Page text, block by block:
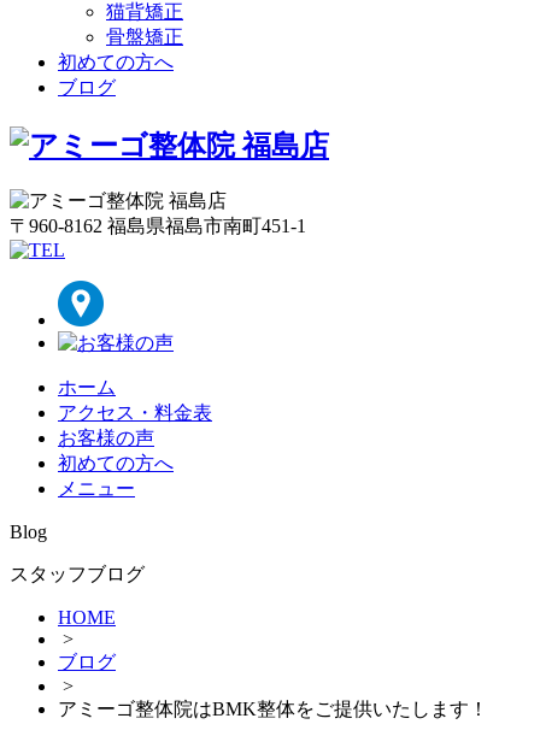
猫背矯正
骨盤矯正
初めての方へ
ブログ
〒960-8162 福島県福島市南町451-1
ホーム
アクセス・料金表
お客様の声
初めての方へ
メニュー
Blog
スタッフブログ
HOME
>
ブログ
>
アミーゴ整体院はBMK整体をご提供いたします！